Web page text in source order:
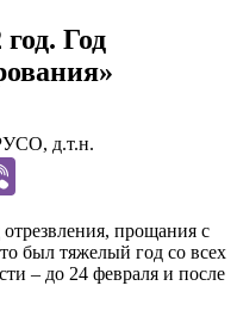
Год
д.т.н.
прощания с
был тяжелый год со всех
– до 24 февраля и после